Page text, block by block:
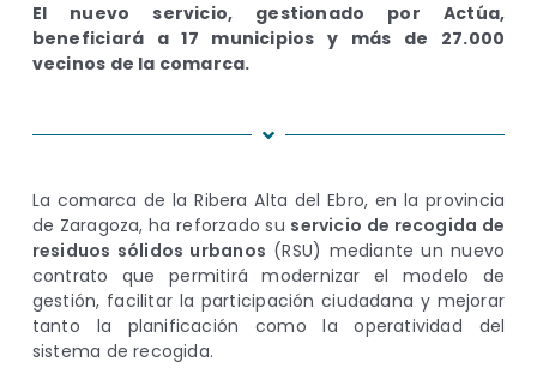
El nuevo servicio, gestionado por Actúa,
beneficiará a 17 municipios y más de 27.000
vecinos de la comarca.
La comarca de la Ribera Alta del Ebro, en la provincia
de Zaragoza, ha reforzado su servicio de recogida de
residuos sólidos urbanos (RSU) mediante un nuevo
contrato que permitirá modernizar el modelo de
gestión, facilitar la participación ciudadana y mejorar
tanto la planificación como la operatividad del
sistema de recogida.